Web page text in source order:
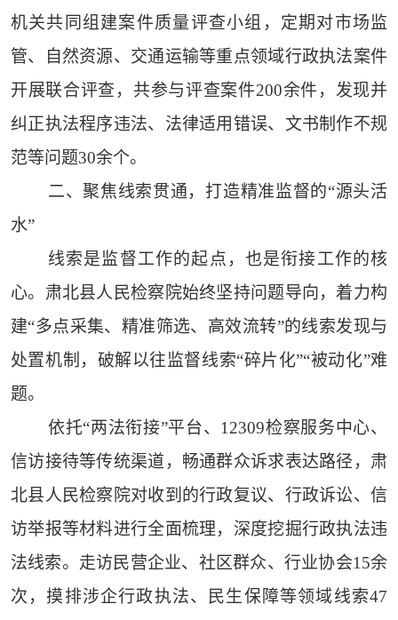
机关共同组建案件质量评查小组，定期对市场监
管、自然资源、交通运输等重点领域行政执法案件
开展联合评查，共参与评查案件200余件，发现并
纠正执法程序违法、法律适用错误、文书制作不规
范等问题30余个。
二、聚焦线索贯通，打造精准监督的“源头活
水”
线索是监督工作的起点，也是衔接工作的核
心。肃北县人民检察院始终坚持问题导向，着力构
建“多点采集、精准筛选、高效流转”的线索发现与
处置机制，破解以往监督线索“碎片化”“被动化”难
题。
依托“两法衔接”平台、12309检察服务中心、
信访接待等传统渠道，畅通群众诉求表达路径，肃
北县人民检察院对收到的行政复议、行政诉讼、信
访举报等材料进行全面梳理，深度挖掘行政执法违
法线索。走访民营企业、社区群众、行业协会15余
次，摸排涉企行政执法、民生保障等领域线索47